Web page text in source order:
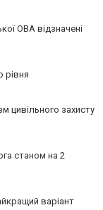
ОВА відзначені
рівня
цивільного захисту
станом на 2
варіант